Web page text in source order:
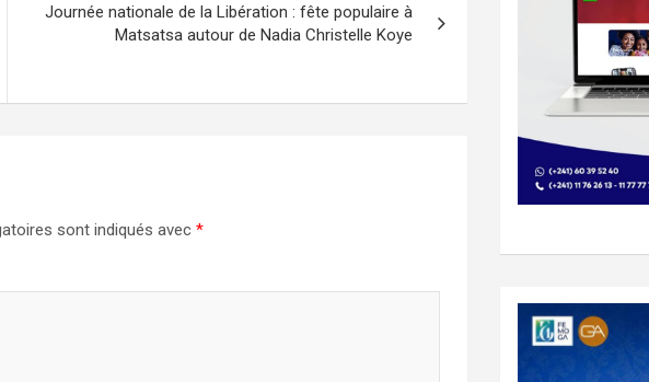
Journée nationale de la Libération : fête populaire à
Matsatsa autour de Nadia Christelle Koye
sont indiqués avec *